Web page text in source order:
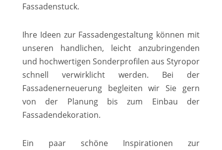
Fassadenstuck.
Ihre Ideen zur Fassadengestaltung können mit
unseren handlichen, leicht anzubringenden
und hochwertigen Sonderprofilen aus Styropor
schnell verwirklicht werden. Bei der
Fassadenerneuerung begleiten wir Sie gern
von der Planung bis zum Einbau der
Fassadendekoration.
Ein paar schöne Inspirationen zur